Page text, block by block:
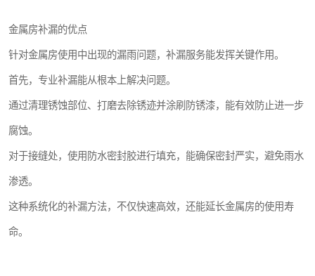
金属房补漏的优点
针对金属房使用中出现的漏雨问题，补漏服务能发挥关键作用。
首先，专业补漏能从根本上解决问题。
通过清理锈蚀部位、打磨去除锈迹并涂刷防锈漆，能有效防止进一步
腐蚀。
对于接缝处，使用防水密封胶进行填充，能确保密封严实，避免雨水
渗透。
这种系统化的补漏方法，不仅快速高效，还能延长金属房的使用寿
命。